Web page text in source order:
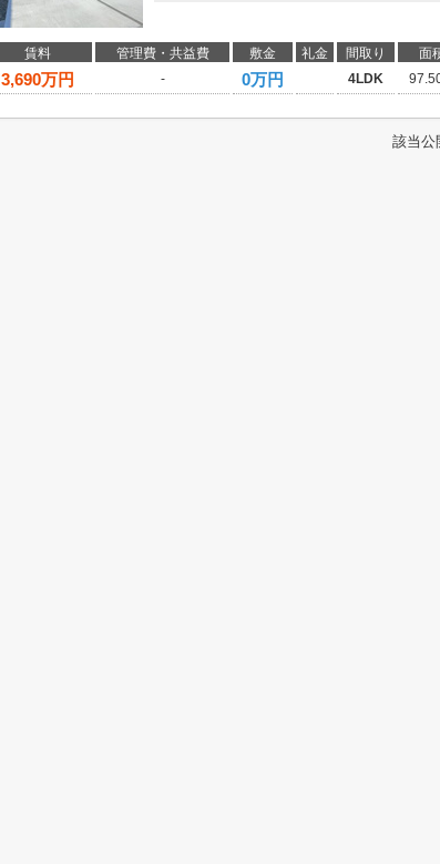
賃料 管理費・共益費 敷金 礼金 間取り 面
3,690万円 - 0万円 4LDK
該当公